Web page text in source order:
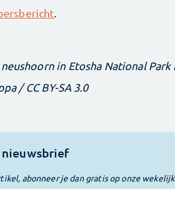
in Etosha National
/ CC BY-SA 3.0
abonneer je dan gratis op onze